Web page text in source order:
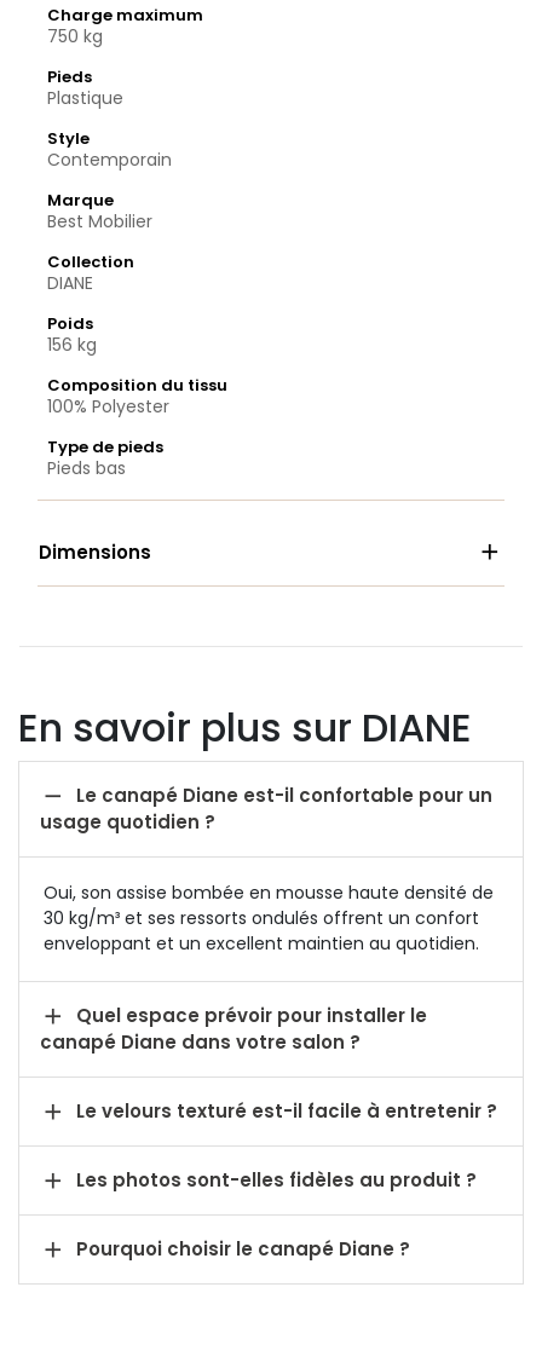
Charge maximum
750 kg
Pieds
Plastique
Style
Contemporain
Marque
Best Mobilier
Collection
DIANE
Poids
156 kg
Composition du tissu
100% Polyester
Type de pieds
Pieds bas
Dimensions 
En savoir plus sur DIANE

usage quotidien ?
Oui, son assise bombée en mousse haute densité de
30 kg/m³ et ses ressorts ondulés offrent un confort
enveloppant et un excellent maintien au quotidien.

Quel espace prévoir pour installer le
canapé Diane dans votre salon ?
 Le velours texturé est-il facile à entretenir ?
 Les photos sont-elles fidèles au produit ?
 Pourquoi choisir le canapé Diane ?